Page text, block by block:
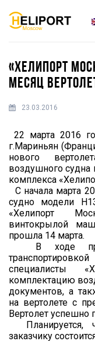
«ХЕЛИПОРТ
МЕСЯЦ
23.03.2016
22 марта 2016
г.Мариньян
нового
воздушного судна
комплекса
С начала марта
судно модели
«Хелипорт
винтокрылой
прошла 14 марта.
В ходе
специалисты
комплектацию
документов, а
на вертолете с
Вертолет успешно
Планируется,
заказчику